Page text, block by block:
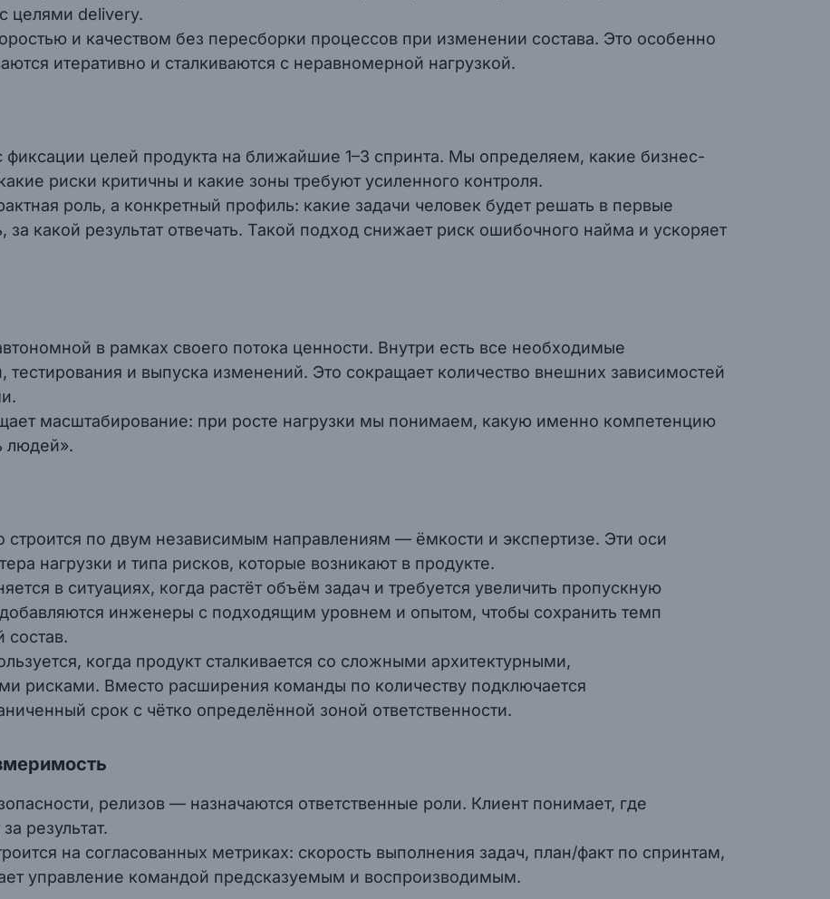
целями delivery.
и качеством без пересборки процессов при изменении состава. Это особенно
итеративно и сталкиваются с неравномерной нагрузкой.
целей продукта на ближайшие 1–3 спринта. Мы определяем, какие бизнес-
риски критичны и какие зоны требуют усиленного контроля.
роль, а конкретный профиль: какие задачи человек будет решать в первые
какой результат отвечать. Такой подход снижает риск ошибочного найма и ускоряет
в рамках своего потока ценности. Внутри есть все необходимые
тестирования и выпуска изменений. Это сокращает количество внешних зависимостей
масштабирование: при росте нагрузки мы понимаем, какую именно компетенцию
людей».
по двум независимым направлениям — ёмкости и экспертизе. Эти оси
нагрузки и типа рисков, которые возникают в продукте.
в ситуациях, когда растёт объём задач и требуется увеличить пропускную
инженеры с подходящим уровнем и опытом, чтобы сохранить темп
состав.
когда продукт сталкивается со сложными архитектурными,
рисками. Вместо расширения команды по количеству подключается
срок с чётко определённой зоной ответственности.
релизов — назначаются ответственные роли. Клиент понимает, где
результат.
на согласованных метриках: скорость выполнения задач, план/факт по спринтам,
управление командой предсказуемым и воспроизводимым.